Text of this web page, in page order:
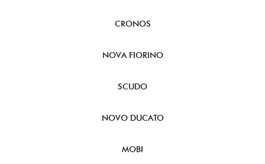
CRONOS
NOVA FIORINO
SCUDO
NOVO DUCATO
MOBI